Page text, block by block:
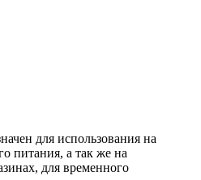
для использования на
питания, а так же на
для временного